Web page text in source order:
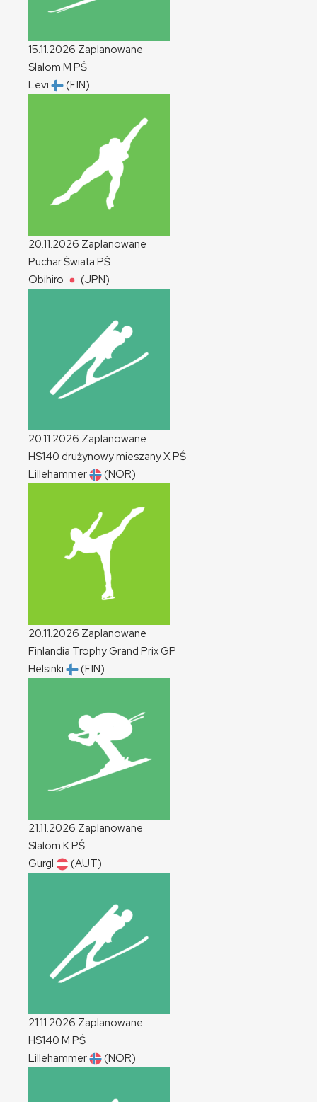
15.11.2026 Zaplanowane
Slalom M PŚ
Levi
(FIN)
20.11.2026 Zaplanowane
Puchar Świata PŚ
Obihiro
(JPN)
20.11.2026 Zaplanowane
HS140 drużynowy mieszanyXPŚ
Lillehammer
(NOR)
20.11.2026 Zaplanowane
Finlandia Trophy Grand PrixGP
Helsinki
(FIN)
21.11.2026 Zaplanowane
Slalom KPŚ
Gurgl
(AUT)
21.11.2026 Zaplanowane
HS140 M PŚ
Lillehammer
(NOR)